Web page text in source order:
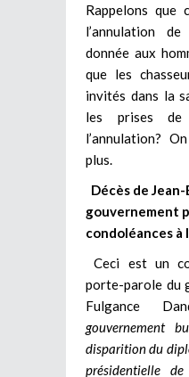
Rappelons que
l’annulation
donnée aux
que les
invités dans la
les prises
l’annulation?
plus.
Décès de
gouvernement
condoléances à
Ceci est un
porte-parole du
Fulgance
gouvernement
disparition du
présidentielle